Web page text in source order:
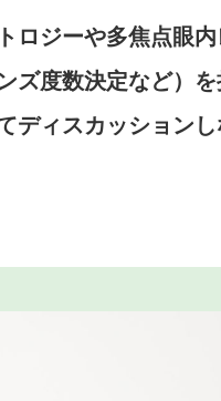
ロジーや多焦点眼
ズ度数決定など）
ディスカッション